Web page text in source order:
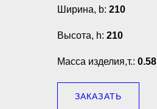
Ширина, b: 210
Высота, h: 210
Масса изделия,т.: 0.58
ЗАКАЗАТЬ